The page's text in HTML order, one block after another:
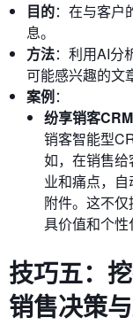
目的：在与客户
息。
方法：利用AI分
可能感兴趣的文
案例：
纷享销客
销客智能型
如，在销售
业和痛点，
附件。这不
具价值和个性
技巧五：
销售决策